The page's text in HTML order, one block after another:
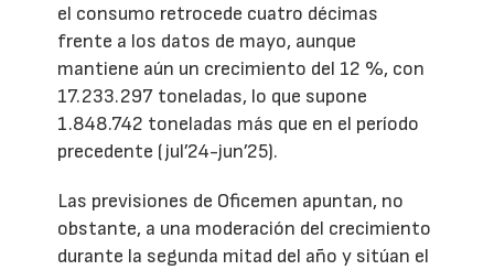
el consumo retrocede cuatro décimas
frente a los datos de mayo, aunque
mantiene aún un crecimiento del 12 %, con
17.233.297 toneladas, lo que supone
1.848.742 toneladas más que en el período
precedente (jul’24-jun’25).
Las previsiones de Oficemen apuntan, no
obstante, a una moderación del crecimiento
durante la segunda mitad del año y sitúan el